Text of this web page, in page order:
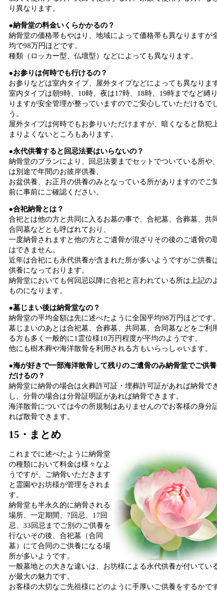
り異なります。
●納骨堂の料金いくらかかるの？
納骨堂の価格帯もやはり、地域によって価格帯も異なりますが
均で98万円ほどです。
種類（ロッカー型、仏壇型）などによっても異なります。
●お参りは何時でも行けるの？
お参りなどは室内タイプ、屋外タイプなどによっても異なりま
室内タイプは朝9時、10時、夜は17時、18時、19時までなど縛
りますが安全管理が整っていますのでご安心していただけるで
う。
屋外タイプは何時でもお参りいただけますが、暗くなると防犯
まりよくないところもあります。
●永代供養すると回忌法要はいらないの？
納骨堂のプランにより、回忌法要までセットでついている所や
は別途で年間のお彼岸供養、
お盆供養、お正月の供養のみとなっている所がありますのでご
前に事前にご確認ください。
●合祀納骨とは？
合祀とは他の方と共同に入るお墓の事で、合祀墓、合葬墓、共
合同墓などとも呼ばれており、
一度納骨されますと他の方とご遺骨が混ざりその後のご遺骨の
はできません。
近年は合祀にも永代供養が含まれた所が多いようですがご供養
供養になっております。
納骨堂においても何回忌以降に合祀と言われている所は上記の
ものになります。
●墓じまい後は納骨堂なの？
納骨堂の平均金額は先に述べたように全国平均98万円ほどです
墓じまいのあとは合祀墓、合葬墓、共同墓、合同墓などをご利
る方も多く一般的に1霊位様10万円程度が平均のようです。
他にも樹木葬や海洋散骨を利用される方もいらっしゃいます。
●海が好きで一部海洋散骨して残りのご遺骨のみ納骨堂でご供
だけるの？
納骨堂に納骨の場合は火葬許可証・埋葬許可証があれば納骨で
し、分骨の場合は分骨証明証があれば納骨できます。
海洋散骨については今の所規制はありませんのでお客様の身分
れば散骨できます。
15・まとめ
これまでに述べたように納骨堂
の種類において料金は様々なよ
うですが、ご納骨いただきます
と霊園やお坊様が管理をされま
す。
納骨堂も半永久的に納骨される
場所、一定期間、7回忌、17回
忌、33回忌までご別のご供養を
行ないその後、合祀墓（合同
墓）にて合同のご供養になる場
所が多いようです。
一般墓地との大きな違いは、お坊様による永代供養が付いてい
が最大の魅力です。
お客様の大切なご先祖様にどのように手厚いご供養をするかで